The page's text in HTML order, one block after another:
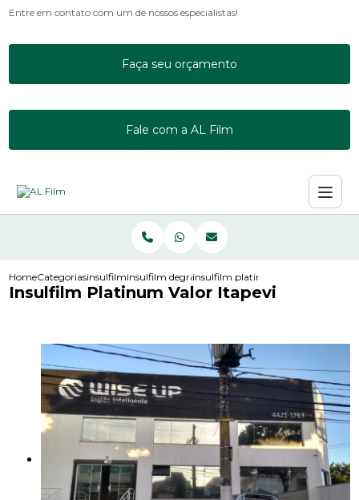
Entre em contato com um de nossos especialistas!
Faça seu orçamento
Fale com a AL Film
HomeCategoriasinsulfilminsulfilm degradeinsulfilm platinum valor itapevi
Insulfilm Platinum Valor Itapevi